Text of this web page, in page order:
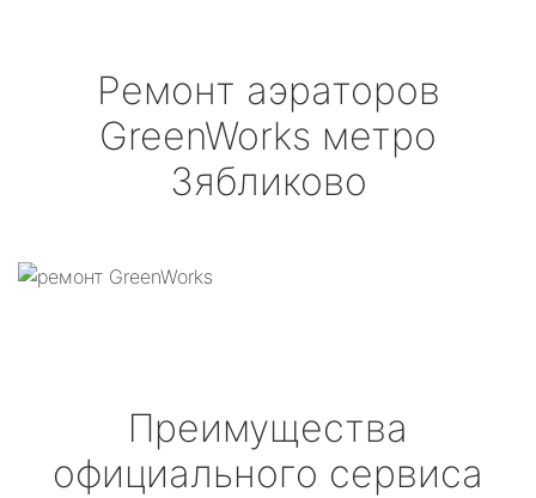
Ремонт аэраторов
GreenWorks метро
Зябликово
Преимущества
официального сервиса